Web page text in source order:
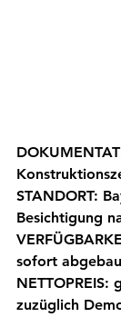
STANDORT:
Besichtigung
sofort
NETTOPREIS:
zuzüglich